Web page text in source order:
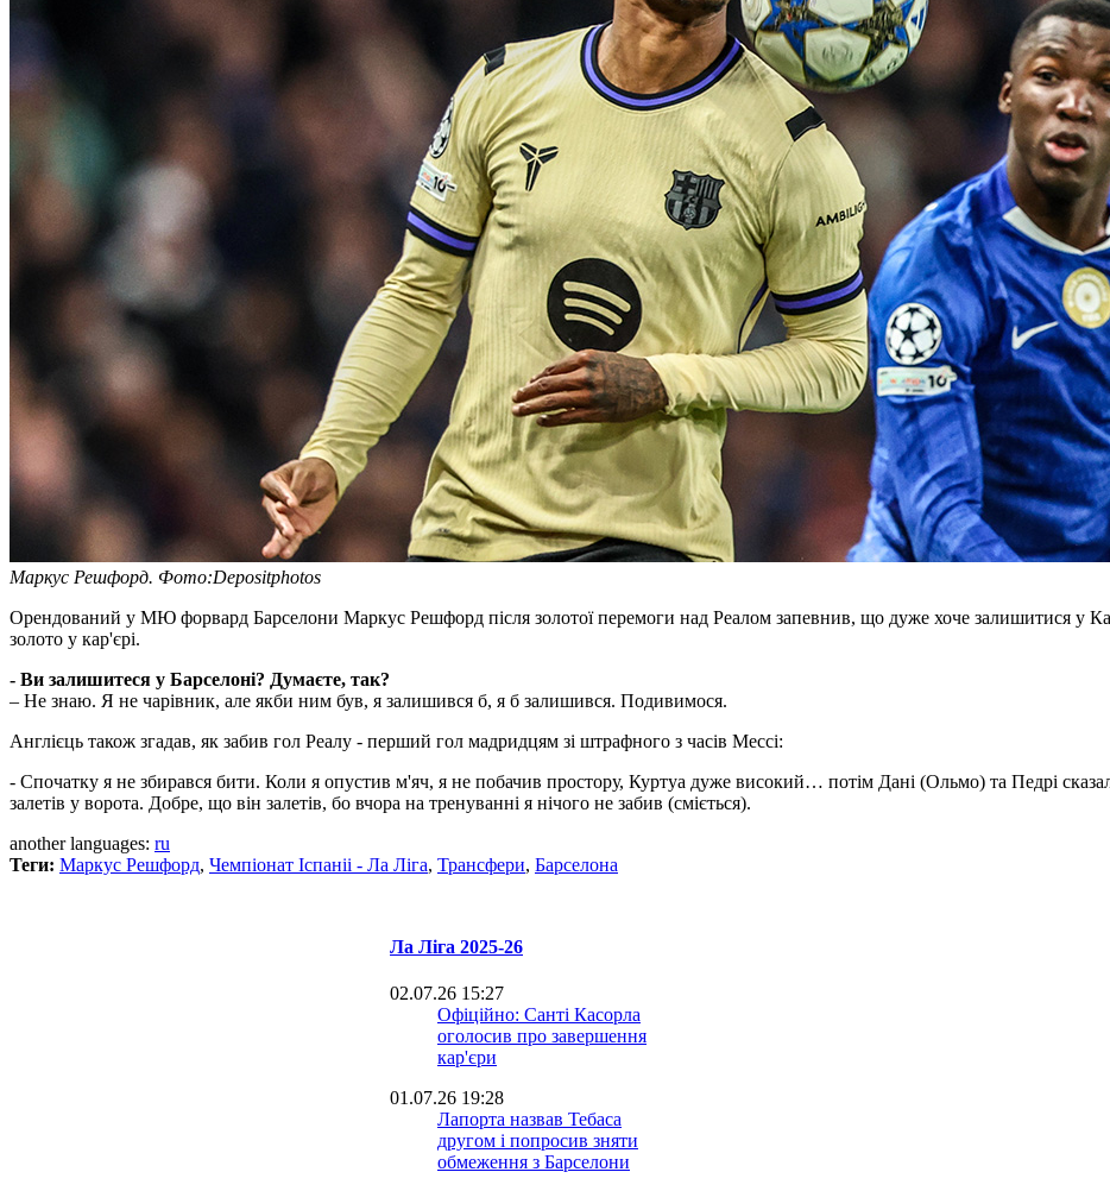
Маркус Решфорд. Фото:Depositphotos
Орендований у МЮ форвард Барселони Маркус Решфорд після золотої перемоги над Реалом запевнив, що дуже хоче залишитися у
золото у кар'єрі.
- Ви залишитеся у Барселоні? Думаєте, так?
– Не знаю. Я не чарівник, але якби ним був, я залишився б, я б залишився. Подивимося.
Англієць також згадав, як забив гол Реалу - перший гол мадридцям зі штрафного з часів Мессі:
- Спочатку я не збирався бити. Коли я опустив м'яч, я не побачив простору, Куртуа дуже високий… потім Дані (Ольмо) та Педрі
залетів у ворота. Добре, що він залетів, бо вчора на тренуванні я нічого не забив (сміється).
another languages: ru
Теги: Маркус Решфорд, Чемпіонат Іспаніі - Ла Ліга, Трансфери, Барселона
Ла Ліга 2025-26
02.07.26 15:27
Офіційно: Санті Касорла
оголосив про завершення
кар'єри
01.07.26 19:28
Лапорта назвав Тебаса
другом і попросив зняти
обмеження з Барселони